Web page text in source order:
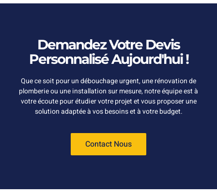
Demandez Votre Devis
Personnalisé Aujourd'hui !
Que ce soit pour un débouchage urgent, une rénovation de
plomberie ou une installation sur mesure, notre équipe est à
votre écoute pour étudier votre projet et vous proposer une
solution adaptée à vos besoins et à votre budget.
Contact Nous